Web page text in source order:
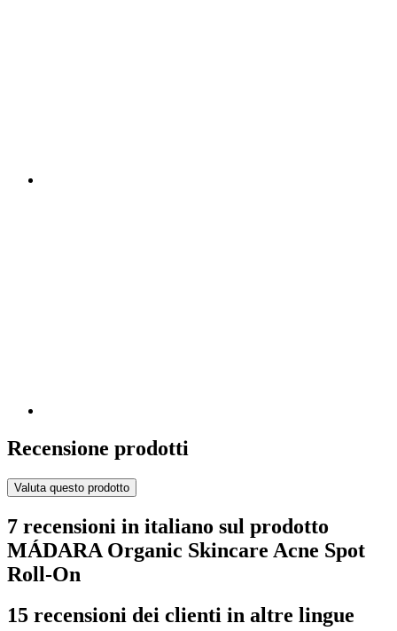
Recensione prodotti
Valuta questo prodotto
7 recensioni in italiano sul prodotto
MÁDARA Organic Skincare Acne Spot
Roll-On
15 recensioni dei clienti in altre lingue